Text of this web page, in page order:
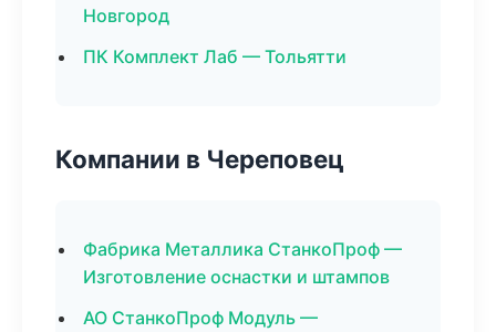
Новгород
ПК Комплект Лаб — Тольятти
Компании в Череповец
Фабрика Металлика СтанкоПроф —
Изготовление оснастки и штампов
АО СтанкоПроф Модуль —